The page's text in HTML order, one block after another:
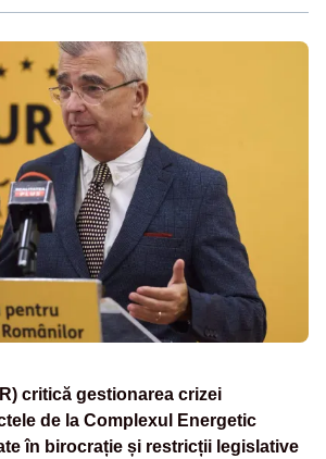
critică gestionarea crizei
de la Complexul Energetic
în birocrație și restricții legislative